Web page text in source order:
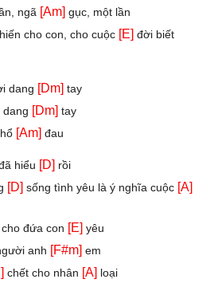
ngã [Am] gục, một lần
cho con, cho cuộc [E] đời biết
dang [Dm] tay
[Dm] tay
[Am] đau
hiểu [D] rồi
[D] sống tình yêu là ý nghĩa cuộc [A]
đứa con [E] yêu
anh [F#m] em
chết cho nhân [A] loại